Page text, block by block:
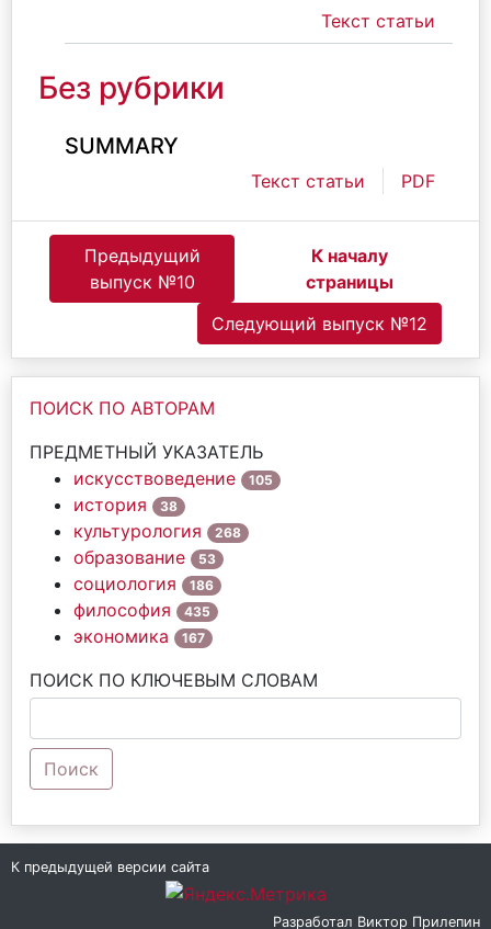
Текст статьи
Без рубрики
SUMMARY
Текст статьи PDF
Предыдущий
выпуск №10
К началу
страницы
Следующий выпуск №12
ПОИСК ПО АВТОРАМ
ПРЕДМЕТНЫЙ УКАЗАТЕЛЬ
искусствоведение
105
история 38
культурология 268
образование 53
социология 186
философия 435
экономика 167
ПОИСК ПО КЛЮЧЕВЫМ СЛОВАМ
Поиск
К предыдущей версии сайта
Разработал Виктор Прилепин